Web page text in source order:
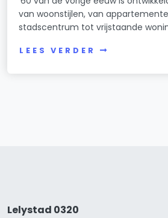
van woonstijlen, van
stadscentrum tot vrijstaande
LEES VERDER
Lelystad 0320